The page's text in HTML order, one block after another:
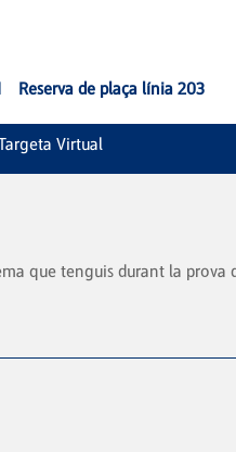
Reserva de plaça línia 203
Virtual
que tenguis durant la prova